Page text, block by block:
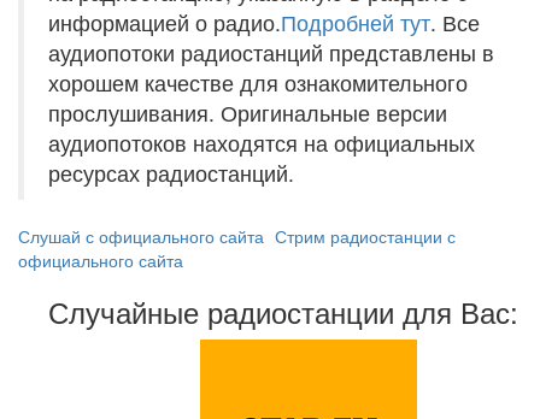
информацией о радио.Подробней тут. Все
аудиопотоки радиостанций представлены в
хорошем качестве для ознакомительного
прослушивания. Оригинальные версии
аудиопотоков находятся на официальных
ресурсах радиостанций.
Слушай с официального сайта Стрим радиостанции с
официального сайта
Случайные радиостанции для Вас: